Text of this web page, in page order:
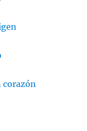
corazón